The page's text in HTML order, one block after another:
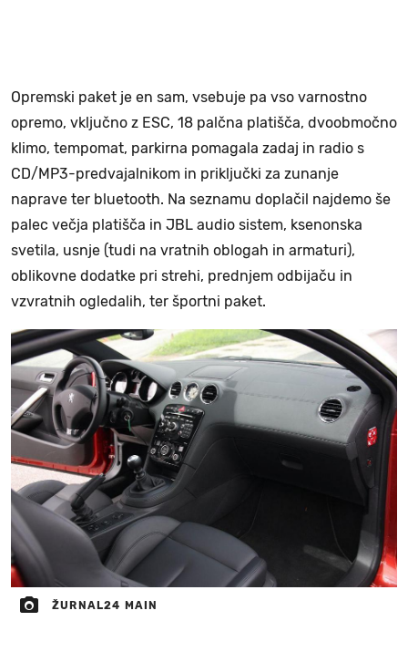
Opremski paket je en sam, vsebuje pa vso varnostno
opremo, vključno z ESC, 18 palčna platišča, dvoobmočno
klimo, tempomat, parkirna pomagala zadaj in radio s
CD/MP3-predvajalnikom in priključki za zunanje
naprave ter bluetooth. Na seznamu doplačil najdemo še
palec večja platišča in JBL audio sistem, ksenonska
svetila, usnje (tudi na vratnih oblogah in armaturi),
oblikovne dodatke pri strehi, prednjem odbijaču in
vzvratnih ogledalih, ter športni paket.
ŽURNAL24 MAIN